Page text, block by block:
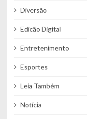
Diversão
Edicão Digital
Entretenimento
Esportes
Leia Também
Notícia